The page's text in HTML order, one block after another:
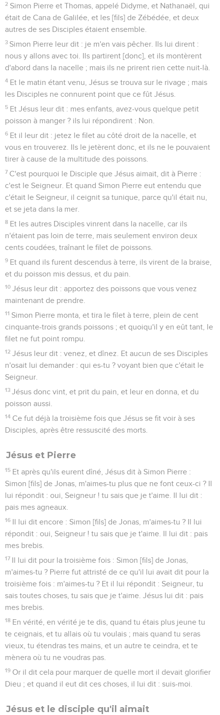
2 Simon Pierre et Thomas, appelé Didyme, et Nathanaël, qui
était de Cana de Galilée, et les [fils] de Zébédée, et deux
autres de ses Disciples étaient ensemble.
3 Simon Pierre leur dit : je m'en vais pêcher. Ils lui dirent :
nous y allons avec toi. Ils partirent [donc], et ils montèrent
d'abord dans la nacelle ; mais ils ne prirent rien cette nuit-là.
4 Et le matin étant venu, Jésus se trouva sur le rivage ; mais
les Disciples ne connurent point que ce fût Jésus.
5 Et Jésus leur dit : mes enfants, avez-vous quelque petit
poisson à manger ? ils lui répondirent : Non.
6 Et il leur dit : jetez le filet au côté droit de la nacelle, et
vous en trouverez. Ils le jetèrent donc, et ils ne le pouvaient
tirer à cause de la multitude des poissons.
7 C'est pourquoi le Disciple que Jésus aimait, dit à Pierre :
c'est le Seigneur. Et quand Simon Pierre eut entendu que
c'était le Seigneur, il ceignit sa tunique, parce qu'il était nu,
et se jeta dans la mer.
8 Et les autres Disciples vinrent dans la nacelle, car ils
n'étaient pas loin de terre, mais seulement environ deux
cents coudées, traînant le filet de poissons.
9 Et quand ils furent descendus à terre, ils virent de la braise,
et du poisson mis dessus, et du pain.
10 Jésus leur dit : apportez des poissons que vous venez
maintenant de prendre.
11 Simon Pierre monta, et tira le filet à terre, plein de cent
cinquante-trois grands poissons ; et quoiqu'il y en eût tant, le
filet ne fut point rompu.
12 Jésus leur dit : venez, et dînez. Et aucun de ses Disciples
n'osait lui demander : qui es-tu ? voyant bien que c'était le
Seigneur.
13 Jésus donc vint, et prit du pain, et leur en donna, et du
poisson aussi.
14 Ce fut déjà la troisième fois que Jésus se fit voir à ses
Disciples, après être ressuscité des morts.
Jésus et Pierre
15 Et après qu'ils eurent dîné, Jésus dit à Simon Pierre :
Simon [fils] de Jonas, m'aimes-tu plus que ne font ceux-ci ? Il
lui répondit : oui, Seigneur ! tu sais que je t'aime. Il lui dit :
pais mes agneaux.
16 Il lui dit encore : Simon [fils] de Jonas, m'aimes-tu ? Il lui
répondit : oui, Seigneur ! tu sais que je t'aime. Il lui dit : pais
mes brebis.
17 Il lui dit pour la troisième fois : Simon [fils] de Jonas,
m'aimes-tu ? Pierre fut attristé de ce qu'il lui avait dit pour la
troisième fois : m'aimes-tu ? Et il lui répondit : Seigneur, tu
sais toutes choses, tu sais que je t'aime. Jésus lui dit : pais
mes brebis.
18 En vérité, en vérité je te dis, quand tu étais plus jeune tu
te ceignais, et tu allais où tu voulais ; mais quand tu seras
vieux, tu étendras tes mains, et un autre te ceindra, et te
mènera où tu ne voudras pas.
19 Or il dit cela pour marquer de quelle mort il devait glorifier
Dieu ; et quand il eut dit ces choses, il lui dit : suis-moi.
Jésus et le disciple qu'il aimait